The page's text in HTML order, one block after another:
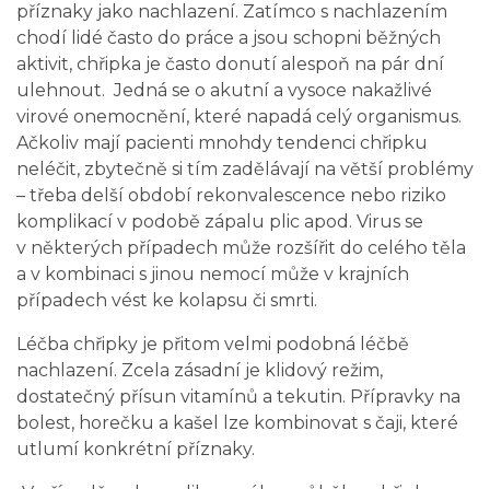
příznaky jako nachlazení. Zatímco s nachlazením
chodí lidé často do práce a jsou schopni běžných
aktivit, chřipka je často donutí alespoň na pár dní
ulehnout. Jedná se o akutní a vysoce nakažlivé
virové onemocnění, které napadá celý organismus.
Ačkoliv mají pacienti mnohdy tendenci chřipku
neléčit, zbytečně si tím zadělávají na větší problémy
– třeba delší období rekonvalescence nebo riziko
komplikací v podobě zápalu plic apod. Virus se
v některých případech může rozšířit do celého těla
a v kombinaci s jinou nemocí může v krajních
případech vést ke kolapsu či smrti.
Léčba chřipky je přitom velmi podobná léčbě
nachlazení. Zcela zásadní je klidový režim,
dostatečný přísun vitamínů a tekutin. Přípravky na
bolest, horečku a kašel lze kombinovat s čaji, které
utlumí konkrétní příznaky.